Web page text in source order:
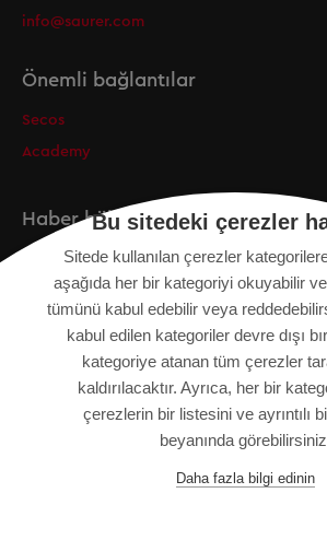
info@saurer.com
Önemli bağlantılar
Secos
Academy
Haber bülteni
SITE HARITASI
VERI KORUMA BILDIRIMI
KULLANIM ŞARTLARI
Bu sitedeki çerezler
Sitede kullanılan çerezler
aşağıda her bir kategoriyi okuyabilir ve
tümünü kabul edebilir veya
kabul edilen kategoriler devre dışı
kategoriye atanan tüm çerezler
kaldırılacaktır. Ayrıca, her bir
çerezlerin bir listesini ve ayrıntılı
beyanında
Daha fazla bilgi edinin